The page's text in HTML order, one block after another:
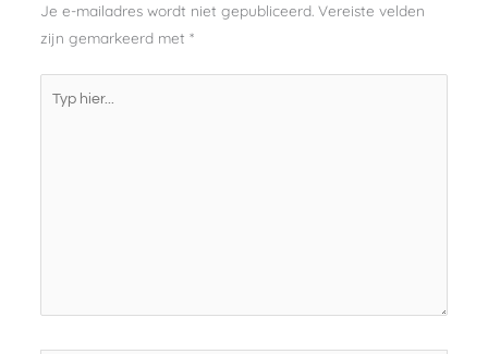
Je e-mailadres wordt niet gepubliceerd. Vereiste velden
zijn gemarkeerd met *